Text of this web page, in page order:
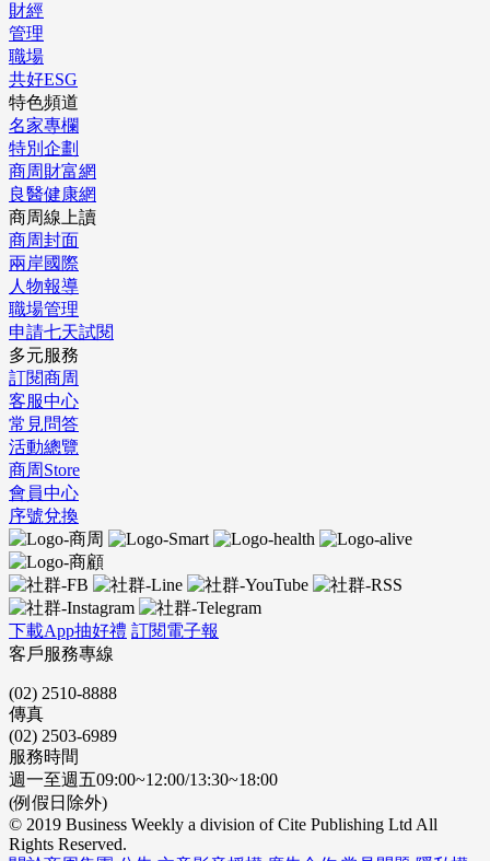
財經
管理
職場
共好ESG
特色頻道
名家專欄
特別企劃
商周財富網
良醫健康網
商周線上讀
商周封面
兩岸國際
人物報導
職場管理
申請七天試閱
多元服務
訂閱商周
客服中心
常見問答
活動總覽
商周Store
會員中心
序號兌換
下載App抽好禮 訂閱電子報
客戶服務專線
(02) 2510-8888
傳真
(02) 2503-6989
服務時間
週一至週五09:00~12:00/13:30~18:00
(例假日除外)
© 2019 Business Weekly a division of Cite Publishing Ltd All
Rights Reserved.